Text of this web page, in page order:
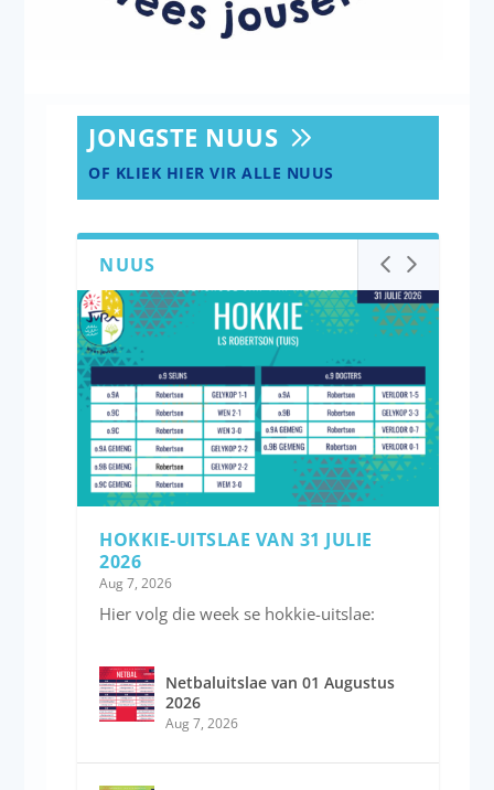
JONGSTE NUUS
OF KLIEK HIER VIR ALLE NUUS
NUUS
HOKKIE-UITSLAE VAN 31 JULIE
2026
Aug 7, 2026
Hier volg die week se hokkie-uitslae:
Netbaluitslae van 01 Augustus
2026
Aug 7, 2026